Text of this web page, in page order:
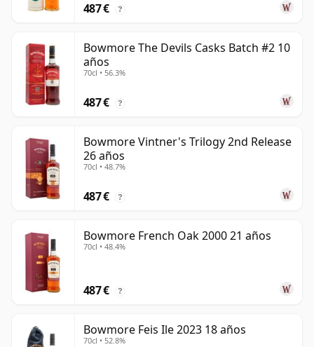
487 € ?
Bowmore The Devils Casks Batch #2 10
años
70cl • 56.3%
487 € ?
Bowmore Vintner's Trilogy 2nd Release
26 años
70cl • 48.7%
487 € ?
Bowmore French Oak 2000 21 años
70cl • 48.4%
487 € ?
Bowmore Feis Ile 2023 18 años
70cl • 52.8%